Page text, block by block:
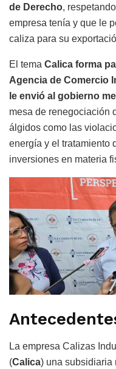
de Derecho,
empresa tenía y que le
caliza para su
El tema Calica forma
Agencia de Comercio
le envió al gobierno
mesa de renegociación
álgidos como las
energía y el tratamiento
inversiones en materia
La empresa Calizas
(Calica) una subsidiaria